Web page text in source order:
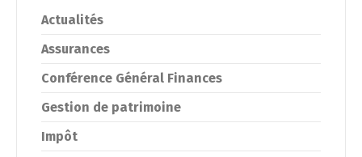
Actualités
Assurances
Conférence Général Finances
Gestion de patrimoine
Impôt